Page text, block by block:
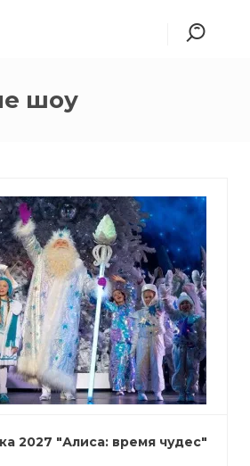
шоу
2027 "Алиса: время чудес"